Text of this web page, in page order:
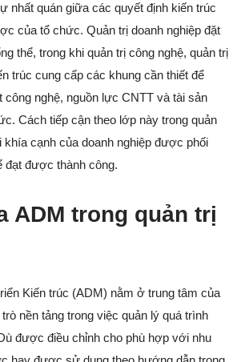
nhất quán giữa các quyết định kiến trúc
của tổ chức. Quản trị doanh nghiệp đặt
thể, trong khi quản trị công nghệ, quản trị
trúc cung cấp các khung cần thiết để
công nghệ, nguồn lực CNTT và tài sản
Cách tiếp cận theo lớp này trong quản
khía cạnh của doanh nghiệp được phối
đạt được thành công.
ADM trong quản trị
Kiến trúc (ADM) nằm ở trung tâm của
nền tảng trong việc quản lý quá trình
được điều chỉnh cho phù hợp với nhu